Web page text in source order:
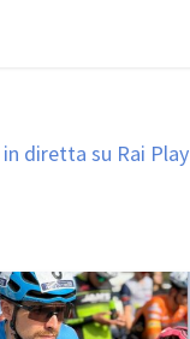
diretta su Rai Play